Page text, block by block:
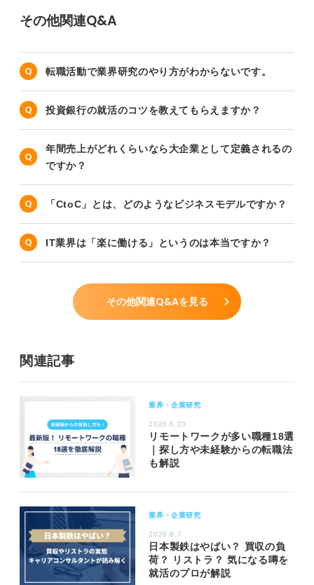
その他関連Q&A
転職活動で業界研究のやり方がわからないです。
投資銀行の就活のコツを教えてもらえますか？
年間売上がどれくらいなら大企業として定義されるの
ですか？
「CtoC」とは、どのようなビジネスモデルですか？
IT業界は「楽に働ける」というのは本当ですか？
その他関連Q&Aを見る
関連記事
業界・企業研究
2026.6.23
リモートワークが多い職種18選
｜探し方や未経験からの転職法
も解説
業界・企業研究
2026.8.7
日本製鉄はやばい？ 買収の負
荷？ リストラ？ 気になる噂を
就活のプロが解説